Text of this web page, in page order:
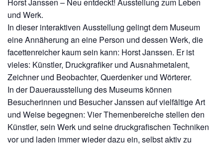
Horst Janssen – Neu entdeckt! Ausstellung zum Leben
und Werk.
In dieser interaktiven Ausstellung gelingt dem Museum
eine Annäherung an eine Person und dessen Werk, die
facettenreicher kaum sein kann: Horst Janssen. Er ist
vieles: Künstler, Druckgrafiker und Ausnahmetalent,
Zeichner und Beobachter, Querdenker und Wörterer.
In der Dauerausstellung des Museums können
Besucherinnen und Besucher Janssen auf vielfältige Art
und Weise begegnen: Vier Themenbereiche stellen den
Künstler, sein Werk und seine druckgrafischen Techniken
vor und laden immer wieder dazu ein, selbst aktiv zu